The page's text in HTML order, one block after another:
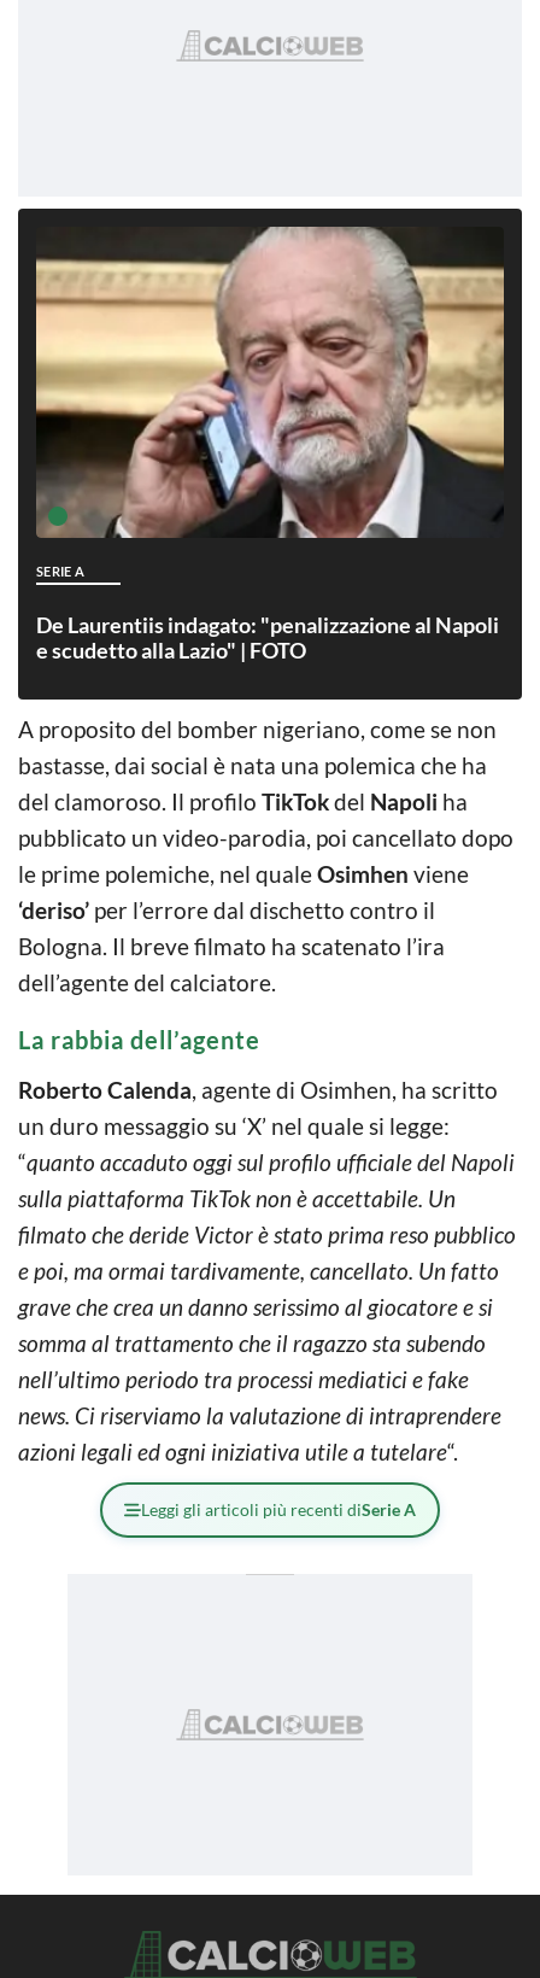
SERIE A
De Laurentiis indagato: "penalizzazione al Napoli
e scudetto alla Lazio" | FOTO
A proposito del bomber nigeriano, come se non
bastasse, dai social è nata una polemica che ha
del clamoroso. Il profilo TikTokdel Napoli ha
pubblicato un video-parodia, poi cancellato dopo
le prime polemiche, nel qualeOsimhen viene
‘deriso’ per l’errore dal dischetto contro il
Bologna. Il breve filmato ha scatenato l’ira
dell’agente del calciatore.
La rabbia dell’agente
Roberto Calenda, agente di Osimhen, ha scritto
un duro messaggio su ‘X’ nel quale si legge:
“quanto accaduto oggi sul profilo ufficiale del Napoli
sulla piattaforma TikTok non è accettabile. Un
filmato che deride Victor è stato prima reso pubblico
e poi, ma ormai tardivamente, cancellato. Un fatto
grave che crea un danno serissimo al giocatore e si
somma al trattamento che il ragazzo sta subendo
nell’ultimo periodo tra processi mediatici e fake
news. Ci riserviamo la valutazione di intraprendere
azioni legali ed ogni iniziativa utile a tutelare“.
Leggi gli articoli più recenti diSerie A